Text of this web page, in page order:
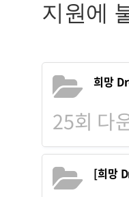
지원에
희망
25회 다
[희망